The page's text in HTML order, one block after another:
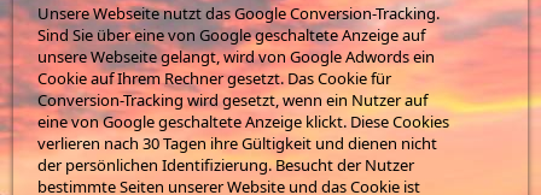
Unsere Webseite nutzt das Google Conversion-Tracking.
Sind Sie über eine von Google geschaltete Anzeige auf
unsere Webseite gelangt, wird von Google Adwords ein
Cookie auf Ihrem Rechner gesetzt. Das Cookie für
Conversion-Tracking wird gesetzt, wenn ein Nutzer auf
eine von Google geschaltete Anzeige klickt. Diese Cookies
verlieren nach 30 Tagen ihre Gültigkeit und dienen nicht
der persönlichen Identifizierung. Besucht der Nutzer
bestimmte Seiten unserer Website und das Cookie ist